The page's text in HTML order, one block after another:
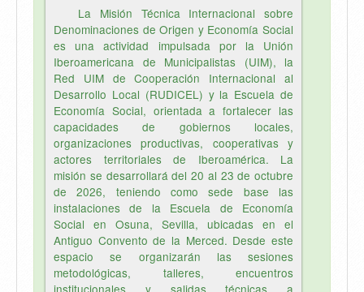
La Misión Técnica Internacional sobre
Denominaciones de Origen y Economía Social
es una actividad impulsada por la Unión
Iberoamericana de Municipalistas (UIM), la
Red UIM de Cooperación Internacional al
Desarrollo Local (RUDICEL) y la Escuela de
Economía Social, orientada a fortalecer las
capacidades de gobiernos locales,
organizaciones productivas, cooperativas y
actores territoriales de Iberoamérica. La
misión se desarrollará del 20 al 23 de octubre
de 2026, teniendo como sede base las
instalaciones de la Escuela de Economía
Social en Osuna, Sevilla, ubicadas en el
Antiguo Convento de la Merced. Desde este
espacio se organizarán las sesiones
metodológicas, talleres, encuentros
institucionales y salidas técnicas a